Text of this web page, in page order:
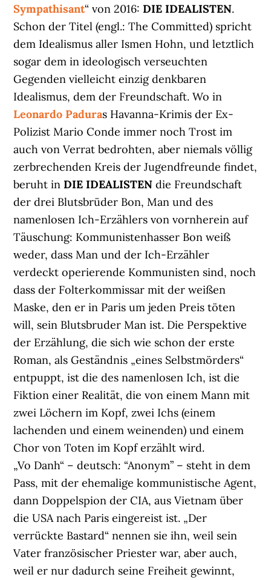
Sympathisant“ von 2016:DIE IDEALISTEN.
Schon der Titel (engl.: The Committed) spricht
dem Idealismus aller Ismen Hohn, und letztlich
sogar dem in ideologisch verseuchten
Gegenden vielleicht einzig denkbaren
Idealismus, dem der Freundschaft. Wo in
Leonardo Paduras Havanna-Krimis der Ex-
Polizist Mario Conde immer noch Trost im
auch von Verrat bedrohten, aber niemals völlig
zerbrechenden Kreis der Jugendfreunde findet,
beruht inDIE IDEALISTEN die Freundschaft
der drei Blutsbrüder Bon, Man und des
namenlosen Ich-Erzählers von vornherein auf
Täuschung: Kommunistenhasser Bon weiß
weder, dass Man und der Ich-Erzähler
verdeckt operierende Kommunisten sind, noch
dass der Folterkommissar mit der weißen
Maske, den er in Paris um jeden Preis töten
will, sein Blutsbruder Man ist. Die Perspektive
der Erzählung, die sich wie schon der erste
Roman, als Geständnis „eines Selbstmörders“
entpuppt, ist die des namenlosen Ich, ist die
Fiktion einer Realität, die von einem Mann mit
zwei Löchern im Kopf, zwei Ichs (einem
lachenden und einem weinenden) und einem
Chor von Toten im Kopf erzählt wird.
„Vo Danh“ – deutsch: “Anonym” – steht in dem
Pass, mit der ehemalige kommunistische Agent,
dann Doppelspion der CIA, aus Vietnam über
die USA nach Paris eingereist ist. „Der
verrückte Bastard“ nennen sie ihn, weil sein
Vater französischer Priester war, aber auch,
weil er nur dadurch seine Freiheit gewinnt,